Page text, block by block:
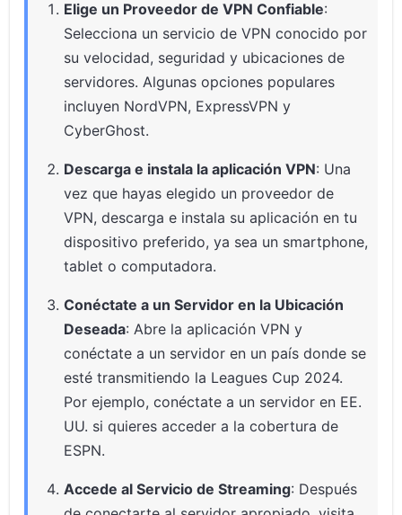
Elige un Proveedor de VPN Confiable:
Selecciona un servicio de VPN conocido por
su velocidad, seguridad y ubicaciones de
servidores. Algunas opciones populares
incluyen NordVPN, ExpressVPN y
CyberGhost.
Descarga e instala la aplicación VPN: Una
vez que hayas elegido un proveedor de
VPN, descarga e instala su aplicación en tu
dispositivo preferido, ya sea un smartphone,
tablet o computadora.
Conéctate a un Servidor en la Ubicación
Deseada: Abre la aplicación VPN y
conéctate a un servidor en un país donde se
esté transmitiendo la Leagues Cup 2024.
Por ejemplo, conéctate a un servidor en EE.
UU. si quieres acceder a la cobertura de
ESPN.
Accede al Servicio de Streaming: Después